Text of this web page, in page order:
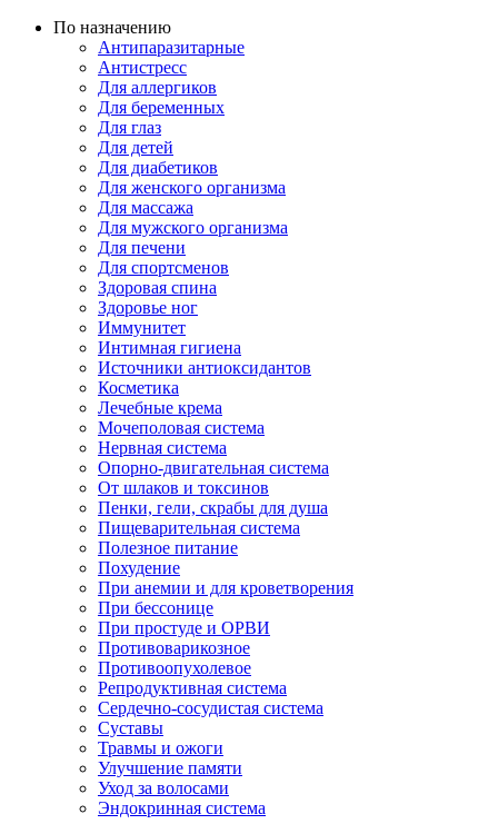
По назначению
Антипаразитарные
Антистресс
Для аллергиков
Для беременных
Для глаз
Для детей
Для диабетиков
Для женского организма
Для массажа
Для мужского организма
Для печени
Для спортсменов
Здоровая спина
Здоровье ног
Иммунитет
Интимная гигиена
Источники антиоксидантов
Косметика
Лечебные крема
Мочеполовая система
Нервная система
Опорно-двигательная система
От шлаков и токсинов
Пенки, гели, скрабы для душа
Пищеварительная система
Полезное питание
Похудение
При анемии и для кроветворения
При бессонице
При простуде и ОРВИ
Противоварикозное
Противоопухолевое
Репродуктивная система
Сердечно-сосудистая система
Суставы
Травмы и ожоги
Улучшение памяти
Уход за волосами
Эндокринная система